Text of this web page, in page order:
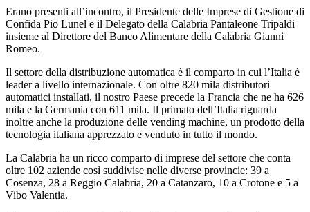
Erano presenti all’incontro, il Presidente delle Imprese di Gestione di
Confida Pio Lunel e il Delegato della Calabria Pantaleone Tripaldi
insieme al Direttore del Banco Alimentare della Calabria Gianni
Romeo.
Il settore della distribuzione automatica è il comparto in cui l’Italia è
leader a livello internazionale. Con oltre 820 mila distributori
automatici installati, il nostro Paese precede la Francia che ne ha 626
mila e la Germania con 611 mila. Il primato dell’Italia riguarda
inoltre anche la produzione delle vending machine, un prodotto della
tecnologia italiana apprezzato e venduto in tutto il mondo.
La Calabria ha un ricco comparto di imprese del settore che conta
oltre 102 aziende così suddivise nelle diverse provincie: 39 a
Cosenza, 28 a Reggio Calabria, 20 a Catanzaro, 10 a Crotone e 5 a
Vibo Valentia.